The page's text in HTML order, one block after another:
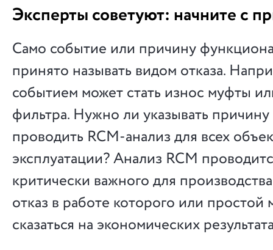
Эксперты советуют: начните с
Само событие или причину
принято называть видом отказа.
событием может стать износ муфты
фильтра. Нужно ли указывать причину
проводить RCM-анализ для всех
эксплуатации? Анализ RCM
критически важного для
отказ в работе которого или простой
сказаться на экономических